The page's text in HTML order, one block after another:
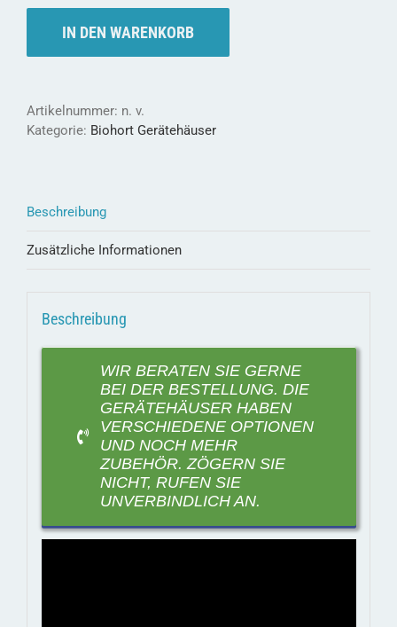
-
Stilvolles
Flachdach
Menge
IN DEN WARENKORB
Artikelnummer: n. v.
Kategorie: Biohort Gerätehäuser
Beschreibung
Zusätzliche Informationen
Beschreibung
WIR BERATEN SIE GERNE
BEI DER BESTELLUNG. DIE
GERÄTEHÄUSER HABEN
VERSCHIEDENE OPTIONEN
UND NOCH MEHR
ZUBEHÖR. ZÖGERN SIE
NICHT, RUFEN SIE
UNVERBINDLICH AN.